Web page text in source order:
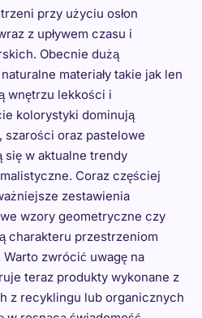
przy użyciu osłon
z upływem czasu i
Obecnie dużą
materiały takie jak len
wnętrzu lekkości i
kolorystyki dominują
szarości oraz pastelowe
w aktualne trendy
Coraz częściej
zestawienia
wzory geometryczne czy
charakteru przestrzeniom
zwrócić uwagę na
teraz produkty wykonane z
z recyklingu lub organicznych